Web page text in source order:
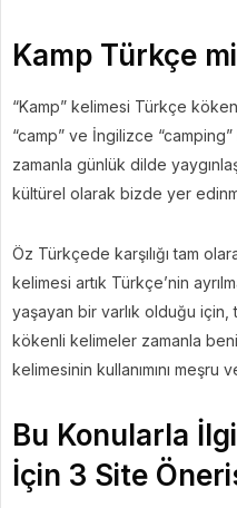
Kamp Türkçe
“Kamp” kelimesi Türkçe
“camp” ve İngilizce
zamanla günlük dilde
kültürel olarak bizde yer
Öz Türkçede karşılığı tam
kelimesi artık Türkçe’nin
yaşayan bir varlık olduğu için,
kökenli kelimeler zamanla
kelimesinin kullanımını meşru
Bu Konularla
İçin 3 Site